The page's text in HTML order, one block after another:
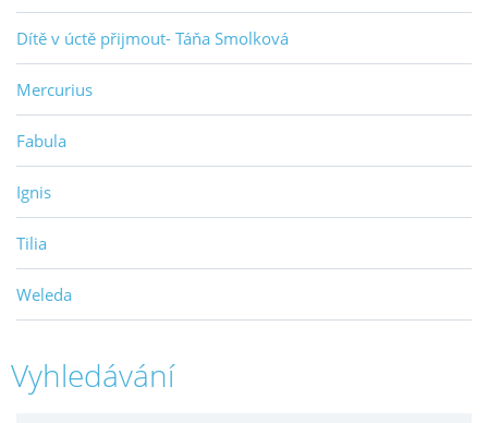
Dítě v úctě přijmout- Táňa Smolková
Mercurius
Fabula
Ignis
Tilia
Weleda
Vyhledávání